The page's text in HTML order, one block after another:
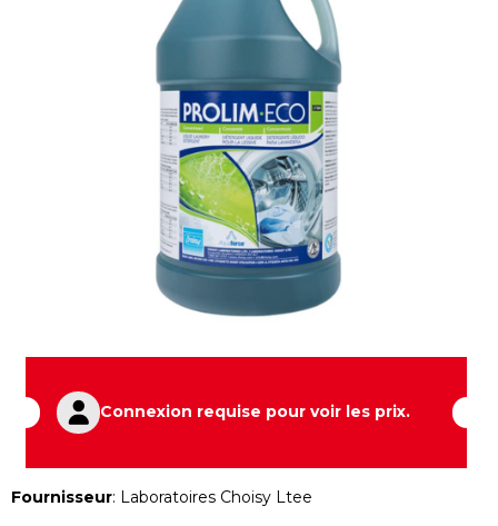
Connexion requise pour voir les prix.
Fournisseur: Laboratoires Choisy Ltee